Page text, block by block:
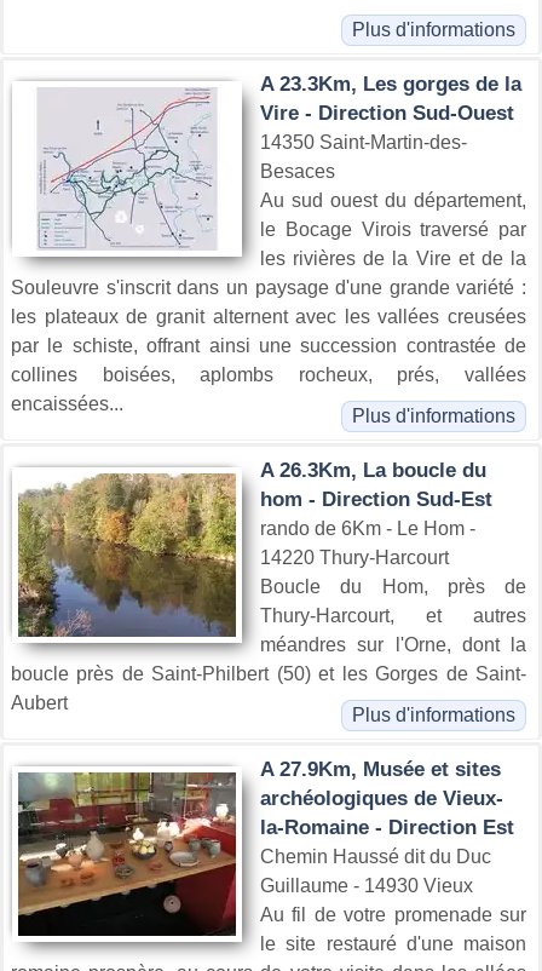
Plus d'informations
A 23.3Km, Les gorges de la
Vire - Direction Sud-Ouest
14350 Saint-Martin-des-
Besaces
Au sud ouest du département,
le Bocage Virois traversé par
les rivières de la Vire et de la
Souleuvre s'inscrit dans un paysage d'une grande variété :
les plateaux de granit alternent avec les vallées creusées
par le schiste, offrant ainsi une succession contrastée de
collines boisées, aplombs rocheux, prés, vallées
encaissées...
Plus d'informations
A 26.3Km, La boucle du
hom - Direction Sud-Est
rando de 6Km - Le Hom -
14220 Thury-Harcourt
Boucle du Hom, près de
Thury-Harcourt, et autres
méandres sur l'Orne, dont la
boucle près de Saint-Philbert (50) et les Gorges de Saint-
Aubert
Plus d'informations
A 27.9Km, Musée et sites
archéologiques de Vieux-
la-Romaine - Direction Est
Chemin Haussé dit du Duc
Guillaume - 14930 Vieux
Au fil de votre promenade sur
le site restauré d'une maison